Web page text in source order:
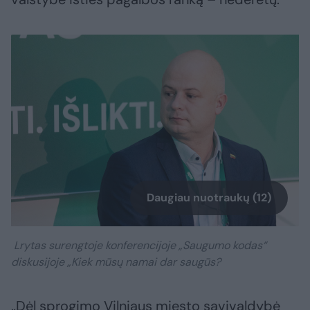
Daugiau nuotraukų (12)
Lrytas surengtoje konferencijoje „Saugumo kodas“
diskusijoje „Kiek mūsų namai dar saugūs?
„Dėl sprogimo Vilniaus miesto savivaldybė